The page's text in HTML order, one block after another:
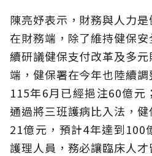
陳亮妤表示，財務與人力
在財務端，除了維持健保
續研議健保支付改革及多
端，健保署在今年也陸續
115年6月已經挹注60億元
通過將三班護病比入法，
21億元，預計4年達到100
護理人員，務必讓臨床人才